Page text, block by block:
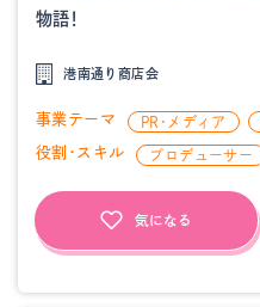
物語！
港南通り商店会
事業テーマ PR・メディア
役割・スキル プロデューサー
気になる